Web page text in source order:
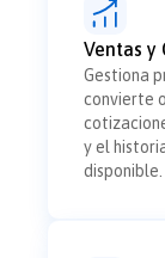
Ventas y
Gestiona
convierte
y el
disponible.